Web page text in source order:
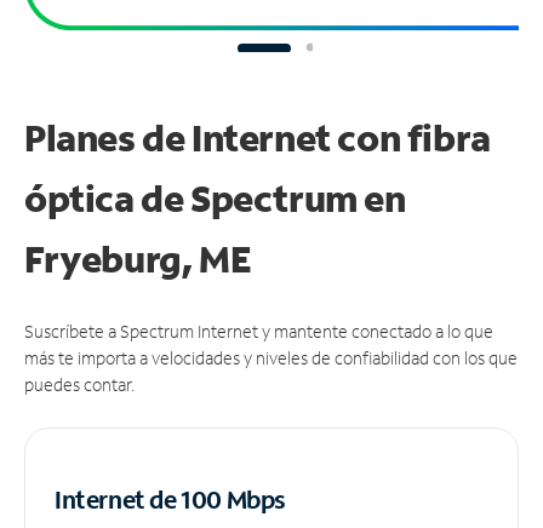
Planes de Internet con fibra
óptica de Spectrum en
Fryeburg, ME
Suscríbete a Spectrum Internet y mantente conectado a lo que
más te importa a velocidades y niveles de confiabilidad con los que
puedes contar.
Internet de 100 Mbps